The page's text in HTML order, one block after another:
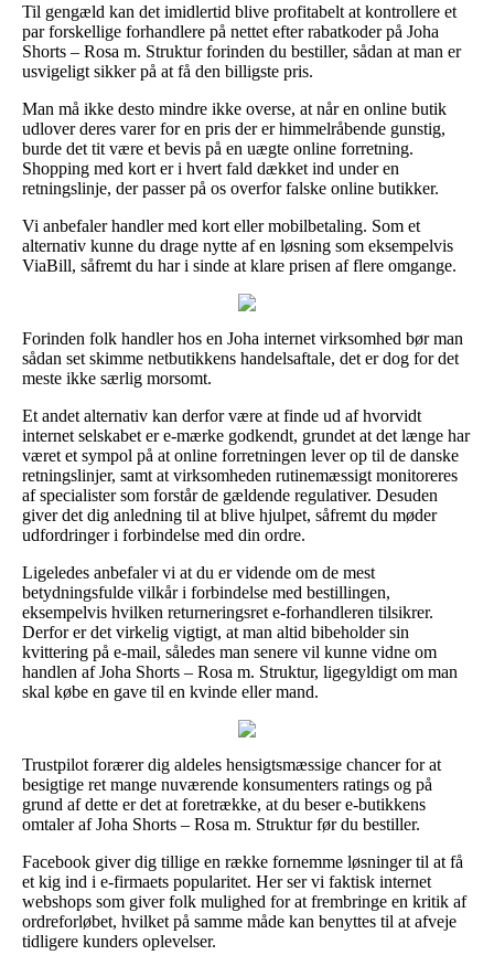
Til gengæld kan det imidlertid blive profitabelt at kontrollere et
par forskellige forhandlere på nettet efter rabatkoder på Joha
Shorts – Rosa m. Struktur forinden du bestiller, sådan at man er
usvigeligt sikker på at få den billigste pris.
Man må ikke desto mindre ikke overse, at når en online butik
udlover deres varer for en pris der er himmelråbende gunstig,
burde det tit være et bevis på en uægte online forretning.
Shopping med kort er i hvert fald dækket ind under en
retningslinje, der passer på os overfor falske online butikker.
Vi anbefaler handler med kort eller mobilbetaling. Som et
alternativ kunne du drage nytte af en løsning som eksempelvis
ViaBill, såfremt du har i sinde at klare prisen af flere omgange.
Forinden folk handler hos en Joha internet virksomhed bør man
sådan set skimme netbutikkens handelsaftale, det er dog for det
meste ikke særlig morsomt.
Et andet alternativ kan derfor være at finde ud af hvorvidt
internet selskabet er e-mærke godkendt, grundet at det længe har
været et sympol på at online forretningen lever op til de danske
retningslinjer, samt at virksomheden rutinemæssigt monitoreres
af specialister som forstår de gældende regulativer. Desuden
giver det dig anledning til at blive hjulpet, såfremt du møder
udfordringer i forbindelse med din ordre.
Ligeledes anbefaler vi at du er vidende om de mest
betydningsfulde vilkår i forbindelse med bestillingen,
eksempelvis hvilken returneringsret e-forhandleren tilsikrer.
Derfor er det virkelig vigtigt, at man altid bibeholder sin
kvittering på e-mail, således man senere vil kunne vidne om
handlen af Joha Shorts – Rosa m. Struktur, ligegyldigt om man
skal købe en gave til en kvinde eller mand.
Trustpilot forærer dig aldeles hensigtsmæssige chancer for at
besigtige ret mange nuværende konsumenters ratings og på
grund af dette er det at foretrække, at du beser e-butikkens
omtaler af Joha Shorts – Rosa m. Struktur før du bestiller.
Facebook giver dig tillige en række fornemme løsninger til at få
et kig ind i e-firmaets popularitet. Her ser vi faktisk internet
webshops som giver folk mulighed for at frembringe en kritik af
ordreforløbet, hvilket på samme måde kan benyttes til at afveje
tidligere kunders oplevelser.